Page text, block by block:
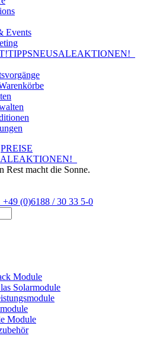
Events
TIPPSNEUSALEAKTIONEN!
PREISE
AKTIONEN!
Rest macht die Sonne.
+49 (0)6188 / 30 33 5-0
Module
Solarmodule
Module